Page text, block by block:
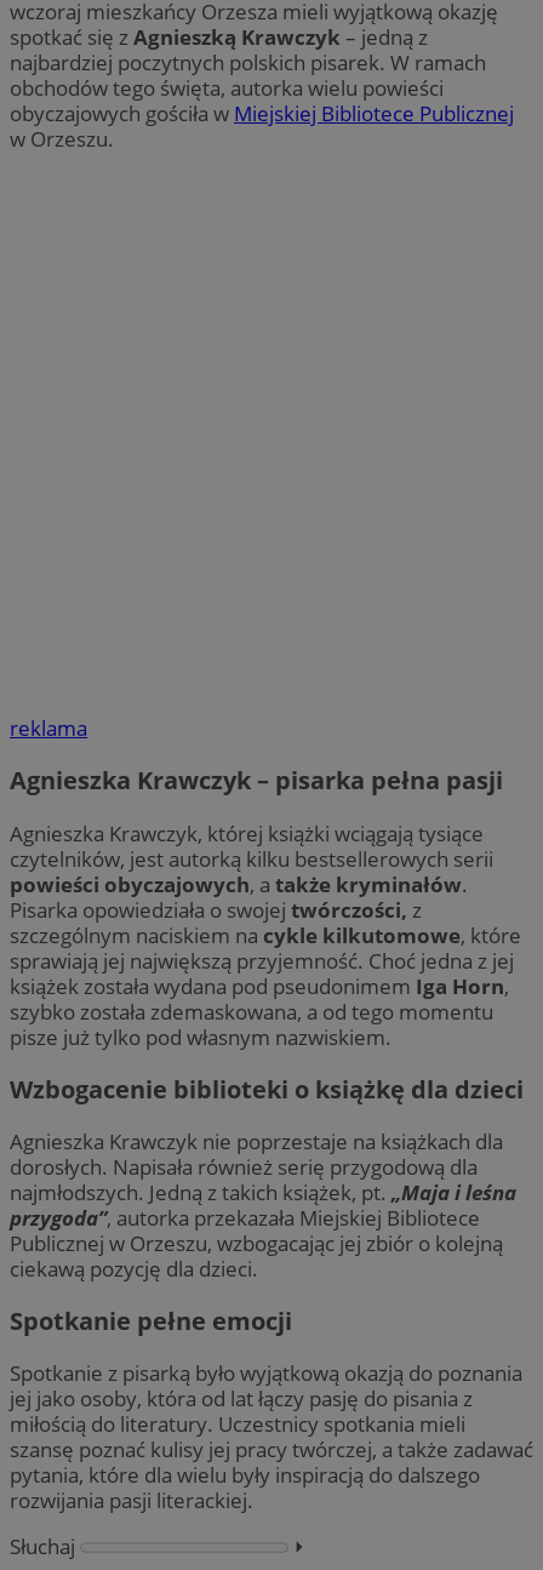
wczoraj mieszkańcy Orzesza mieli wyjątkową okazję
spotkać się zAgnieszką Krawczyk – jedną z
najbardziej poczytnych polskich pisarek. W ramach
obchodów tego święta, autorka wielu powieści
obyczajowych gościła w Miejskiej Bibliotece Publicznej
w Orzeszu.
reklama
Agnieszka Krawczyk – pisarka pełna pasji
Agnieszka Krawczyk, której książki wciągają tysiące
czytelników, jest autorką kilku bestsellerowych serii
powieści obyczajowych, a także kryminałów.
Pisarka opowiedziała o swojej twórczości, z
szczególnym naciskiem na cykle kilkutomowe, które
sprawiają jej największą przyjemność. Choć jedna z jej
książek została wydana pod pseudonimem Iga Horn,
szybko została zdemaskowana, a od tego momentu
pisze już tylko pod własnym nazwiskiem.
Wzbogacenie biblioteki o książkę dla dzieci
Agnieszka Krawczyk nie poprzestaje na książkach dla
dorosłych. Napisała również serię przygodową dla
najmłodszych. Jedną z takich książek, pt. „Maja i leśna
przygoda”, autorka przekazała Miejskiej Bibliotece
Publicznej w Orzeszu, wzbogacając jej zbiór o kolejną
ciekawą pozycję dla dzieci.
Spotkanie pełne emocji
Spotkanie z pisarką było wyjątkową okazją do poznania
jej jako osoby, która od lat łączy pasję do pisania z
miłością do literatury. Uczestnicy spotkania mieli
szansę poznać kulisy jej pracy twórczej, a także zadawać
pytania, które dla wielu były inspiracją do dalszego
rozwijania pasji literackiej.
Słuchaj
⏵︎